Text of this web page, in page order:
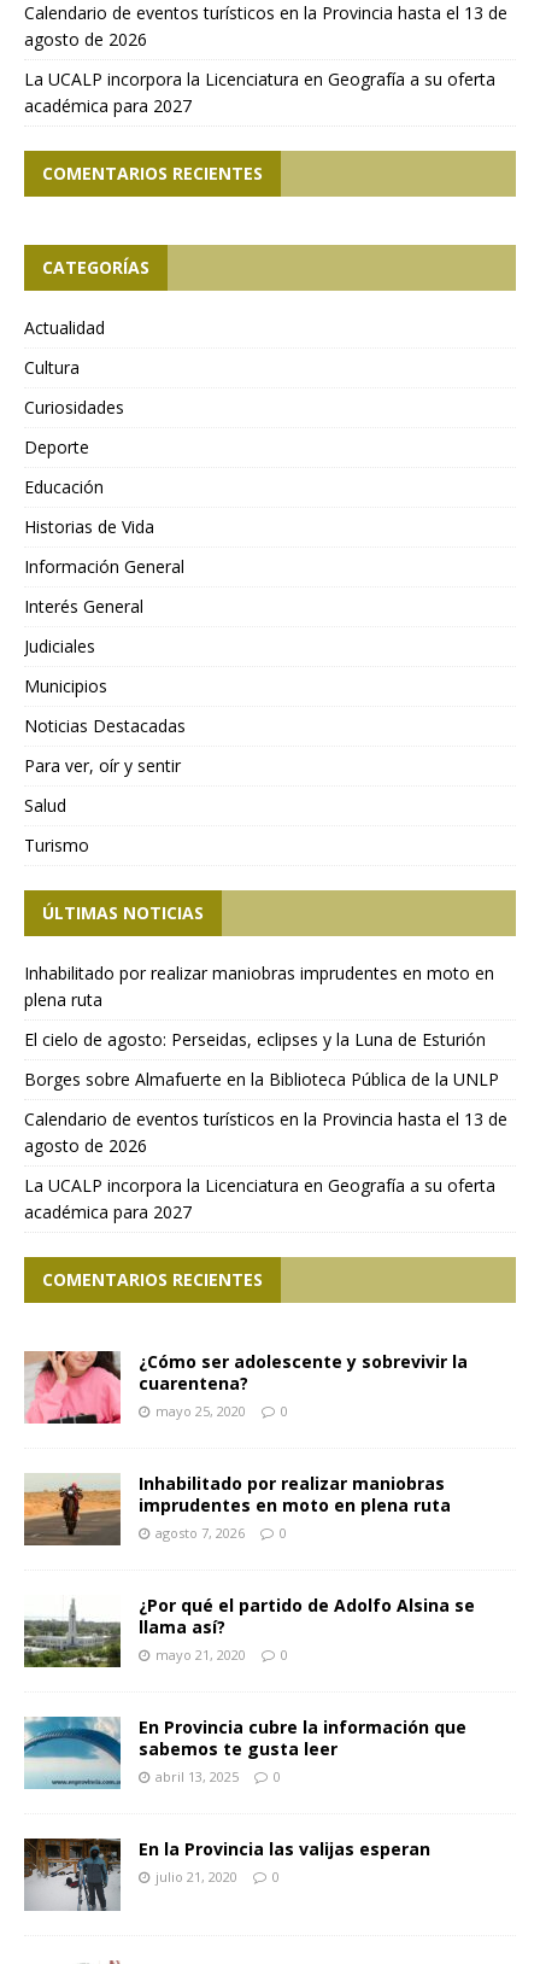
Calendario de eventos turísticos en la Provincia hasta el 13 de
agosto de 2026
La UCALP incorpora la Licenciatura en Geografía a su oferta
académica para 2027
COMENTARIOS RECIENTES
CATEGORÍAS
Actualidad
Cultura
Curiosidades
Deporte
Educación
Historias de Vida
Información General
Interés General
Judiciales
Municipios
Noticias Destacadas
Para ver, oír y sentir
Salud
Turismo
ÚLTIMAS NOTICIAS
Inhabilitado por realizar maniobras imprudentes en moto en
plena ruta
El cielo de agosto: Perseidas, eclipses y la Luna de Esturión
Borges sobre Almafuerte en la Biblioteca Pública de la UNLP
Calendario de eventos turísticos en la Provincia hasta el 13 de
agosto de 2026
La UCALP incorpora la Licenciatura en Geografía a su oferta
académica para 2027
COMENTARIOS RECIENTES
¿Cómo ser adolescente y sobrevivir la
cuarentena?
mayo 25, 2020 0
Inhabilitado por realizar maniobras
imprudentes en moto en plena ruta
agosto 7, 2026 0
¿Por qué el partido de Adolfo Alsina se
llama así?
mayo 21, 2020 0
En Provincia cubre la información que
sabemos te gusta leer
abril 13, 2025 0
En la Provincia las valijas esperan
julio 21, 2020 0